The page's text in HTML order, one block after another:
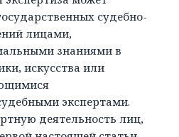
судебно-
лицами,
знаниями в
искусства или
экспертами.
деятельность лиц,